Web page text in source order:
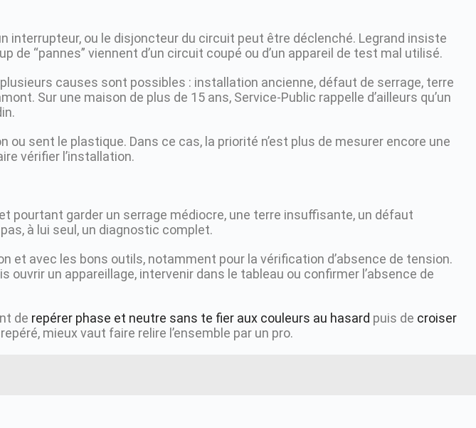
interrupteur, ou le disjoncteur du circuit peut être déclenché. Legrand insiste
“pannes” viennent d’un circuit coupé ou d’un appareil de test mal utilisé.
causes sont possibles : installation ancienne, défaut de serrage, terre
Sur une maison de plus de 15 ans, Service-Public rappelle d’ailleurs qu’un
sent le plastique. Dans ce cas, la priorité n’est plus de mesurer encore une
vérifier l’installation.
pourtant garder un serrage médiocre, une terre insuffisante, un défaut
à lui seul, un diagnostic complet.
et avec les bons outils, notamment pour la vérification d’absence de tension.
ouvrir un appareillage, intervenir dans le tableau ou confirmer l’absence de
de repérer phase et neutre sans te fier aux couleurs au hasard puis de croiser
mieux vaut faire relire l’ensemble par un pro.